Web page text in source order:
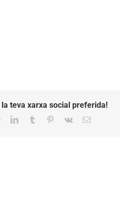
teva xarxa social preferida!
RedditLinkedInTumblr Pinterest
Vk Email: